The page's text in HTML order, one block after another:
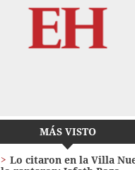
MÁS VISTO
Lo citaron en la Villa